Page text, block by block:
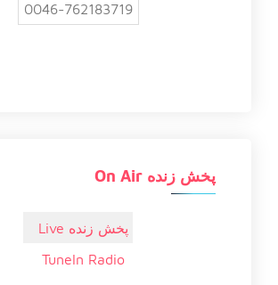
0046-762183719
پخش زنده On Air
پخش زنده Live
TuneIn Radio